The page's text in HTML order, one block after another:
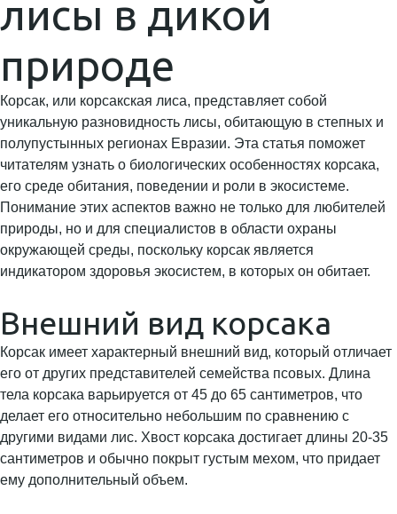
лисы в дикой
природе
Корсак, или корсакская лиса, представляет собой
уникальную разновидность лисы, обитающую в степных и
полупустынных регионах Евразии. Эта статья поможет
читателям узнать о биологических особенностях корсака,
его среде обитания, поведении и роли в экосистеме.
Понимание этих аспектов важно не только для любителей
природы, но и для специалистов в области охраны
окружающей среды, поскольку корсак является
индикатором здоровья экосистем, в которых он обитает.
Внешний вид корсака
Корсак имеет характерный внешний вид, который отличает
его от других представителей семейства псовых. Длина
тела корсака варьируется от 45 до 65 сантиметров, что
делает его относительно небольшим по сравнению с
другими видами лис. Хвост корсака достигает длины 20-35
сантиметров и обычно покрыт густым мехом, что придает
ему дополнительный объем.